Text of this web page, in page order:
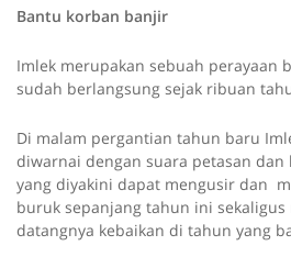
Bantu korban banjir
Imlek merupakan sebuah perayaan
sudah berlangsung sejak ribuan
Di malam pergantian tahun baru
diwarnai dengan suara petasan dan
yang diyakini dapat mengusir dan
buruk sepanjang tahun ini
datangnya kebaikan di tahun yang